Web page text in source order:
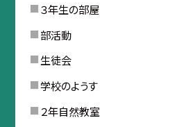
３年生の部屋
部活動
生徒会
学校のようす
２年自然教室